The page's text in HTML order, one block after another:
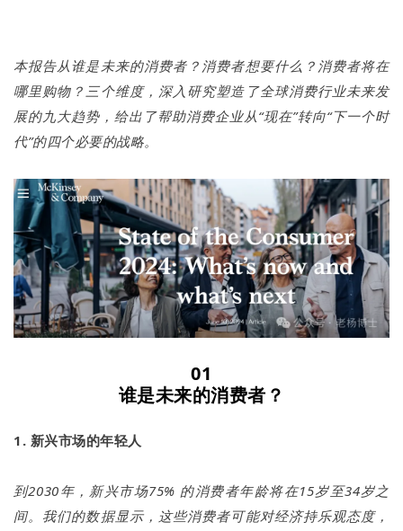
本报告从谁是未来的消费者？消费者想要什么？消费者将在
哪里购物？三个维度，深入研究塑造了全球消费行业未来发
展的九大趋势，给出了帮助消费企业从“现在”转向“下一个时
代”的四个必要的战略。
01
谁是未来的消费者？
1. 新兴市场的年轻人
到2030年，新兴市场75% 的消费者年龄将在15岁至34岁之
间。我们的数据显示，这些消费者可能对经济持乐观态度，